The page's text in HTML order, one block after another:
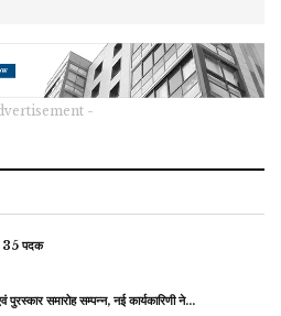
-
35 पदक
समारोह सम्पन्न, नई कार्यकारिणी ने…